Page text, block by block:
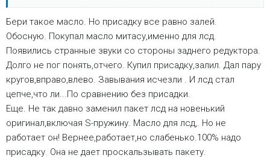
Бери такое масло. Но присадку все равно залей.
Обосную. Покупал масло митасу,именно для лсд.
Появились странные звуки со стороны заднего редуктора.
Долго не пог понять,отчего. Купил присадку,залил. Дал пару
кругов,вправо,влево. Завывания исчезли . И лсд стал
цепче,что ли...По сравнению без присадки.
Еще. Не так давно заменил пакет лсд на новенький
оригинал,включая S-пружину. Масло для лсд,. Но не
работает он! Вернее,работает,но слабенько.100% надо
присадку. Она не дает проскальзывать пакету.